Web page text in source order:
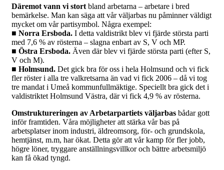
Däremot vann vi stort bland arbetarna – arbetare i bred
bemärkelse. Man kan säga att vår väljarbas nu påminner väldigt
mycket om vår partisymbol. Några exempel:
■ Norra Ersboda. I detta valdistrikt blev vi fjärde största parti
med 7,6 % av rösterna – slagna enbart av S, V och MP.
■ Östra Ersboda. Även där blev vi fjärde största parti (efter S,
V och M).
■ Holmsund. Det gick bra för oss i hela Holmsund och vi fick
fler röster i alla tre valkretsarna än vad vi fick 2006 – då vi tog
tre mandat i Umeå kommunfullmäktige. Speciellt bra gick det i
valdistriktet Holmsund Västra, där vi fick 4,9 % av rösterna.
Omstruktureringen av Arbetarpartiets väljarbas bådar gott
inför framtiden. Våra möjligheter att stärka vår bas på
arbetsplatser inom industri, äldreomsorg, för- och grundskola,
hemtjänst, m.m, har ökat. Detta gör att vår kamp för fler jobb,
högre löner, tryggare anställningsvillkor och bättre arbetsmiljö
kan få ökad tyngd.